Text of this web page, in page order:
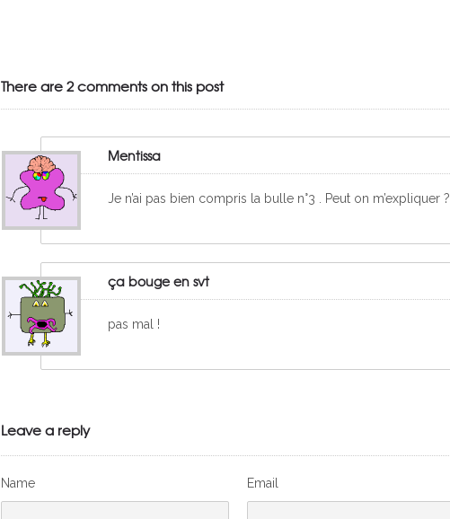
There are 2 comments on this post
Mentissa
Je n’ai pas bien compris la bulle n°3 . Peut on m’expliquer ?
ça bouge en svt
pas mal !
Leave a reply
Name Email